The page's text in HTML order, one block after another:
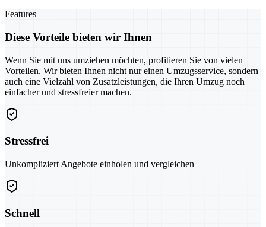
Features
Diese Vorteile bieten wir Ihnen
Wenn Sie mit uns umziehen möchten, profitieren Sie von vielen
Vorteilen. Wir bieten Ihnen nicht nur einen Umzugsservice, sondern
auch eine Vielzahl von Zusatzleistungen, die Ihren Umzug noch
einfacher und stressfreier machen.
Stressfrei
Unkompliziert Angebote einholen und vergleichen
Schnell